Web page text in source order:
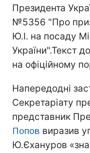
Президента
№5356 "Про
Ю.І. на посаду
України".Текст
на офіційному
Напередодні
Секретаріату
представник
Попов виразив
Ю.Єхануров